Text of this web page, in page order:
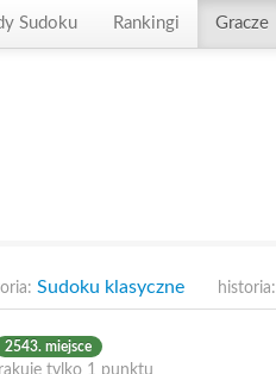
Sudoku Rankingi Gracze
Sudoku klasyczne historia:
2543. miejsce
tylko 1 punktu